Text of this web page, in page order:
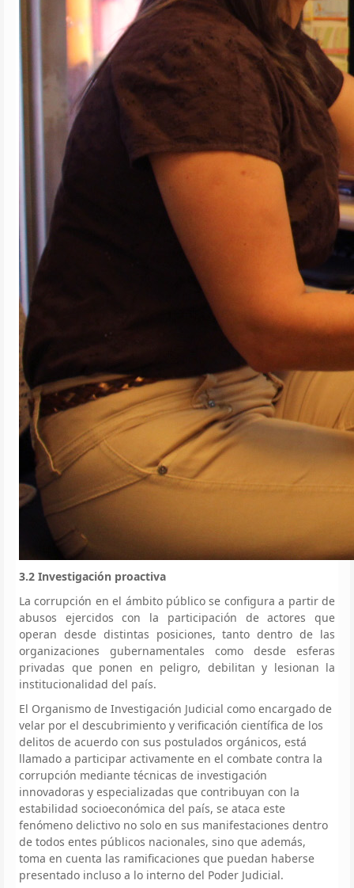
3.2 Investigación proactiva
La corrupción en el ámbito público se configura a partir de
abusos ejercidos con la participación de actores que
operan desde distintas posiciones, tanto dentro de las
organizaciones gubernamentales como desde esferas
privadas que ponen en peligro, debilitan y lesionan la
institucionalidad del país.
El Organismo de Investigación Judicial como encargado de
velar por el descubrimiento y verificación científica de los
delitos de acuerdo con sus postulados orgánicos, está
llamado a participar activamente en el combate contra la
corrupción mediante técnicas de investigación
innovadoras y especializadas que contribuyan con la
estabilidad socioeconómica del país, se ataca este
fenómeno delictivo no solo en sus manifestaciones dentro
de todos entes públicos nacionales, sino que además,
toma en cuenta las ramificaciones que puedan haberse
presentado incluso a lo interno del Poder Judicial.